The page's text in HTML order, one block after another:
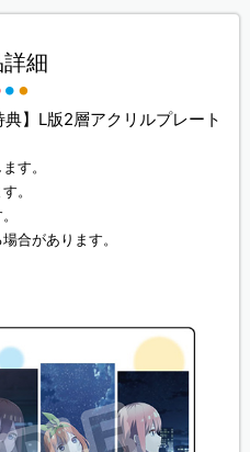
細
典】L版2層アクリルプレート
す。
。
合があります。